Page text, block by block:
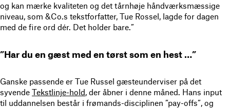
og kan mærke kvaliteten og det tårnhøje håndværksmæssige
niveau, som &Co.s tekstforfatter, Tue Rossel, lagde for dagen
med de fire ord dér. Det holder bare.”
”Har du en gæst med en tørst som en hest …”
Ganske passende er Tue Russel gæsteunderviser på det
syvende Tekstlinje-hold , der åbner i denne måned. Hans input
til uddannelsen består i frømands-disciplinen ”pay-offs”, og